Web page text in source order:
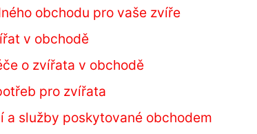
obchodu pro vaše zvíře
v obchodě
o zvířata v obchodě
pro zvířata
a služby poskytované obchodem